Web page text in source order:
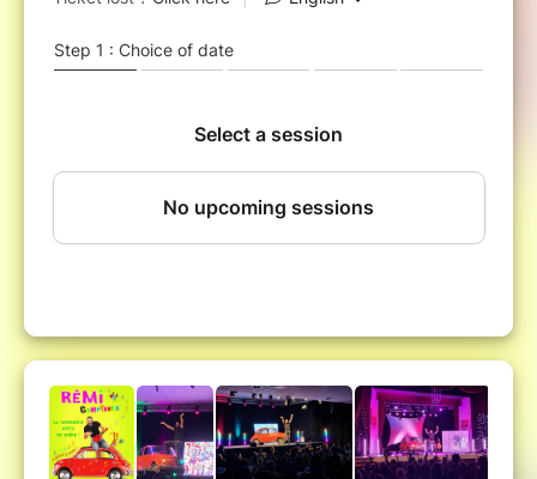
le public ; le grand cerf, le petit escargot ou encore les
caverne remplie de trésors, un voyage autour du
Pays des Comptines !
Idéal pour un premier spectacle avec les tout-petits ;
idéal pour les enfants qui aiment bouger, chanter,
assistantes maternelles, crèches... qui souhaitent
fête ses 30 ans de carrière ! Avec un disque de
platine et deux disques d'or à son actif, Rémi est
l'artiste incontournable pour les petits. A l'affiche à la
Comédie Bastille à Paris depuis 10 ans, Rémi se